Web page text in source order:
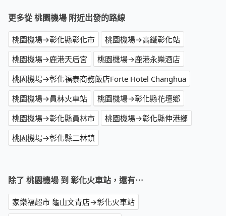
更多從 桃園機場 附近出發的路線
桃園機場→彰化縣彰化市
桃園機場→高鐵彰化站
桃園機場→鹿港天后宮
桃園機場→鹿港永樂酒店
桃園機場→彰化福泰商務飯店Forte Hotel Changhua
桃園機場→員林火車站
桃園機場→彰化縣花壇鄉
桃園機場→彰化縣員林市
桃園機場→彰化縣伸港鄉
桃園機場→彰化縣二林鎮
除了 桃園機場 到 彰化火車站，還有⋯
家樂福超市 龜山文青店→彰化火車站